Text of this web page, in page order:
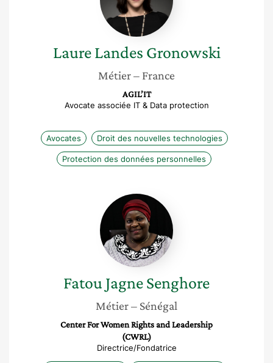
Laure Landes Gronowski
Métier– France
AGIL’IT
Avocate associée IT & Data protection
Avocates Droit des nouvelles technologies
Protection des données personnelles
Fatou
Jagne
Senghore
Fatou Jagne Senghore
Métier– Sénégal
Center For Women Rights and Leadership
(CWRL)
Directrice/Fondatrice